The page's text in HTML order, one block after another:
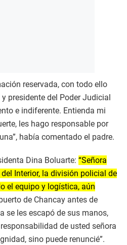
reservada, con todo ello
presidente del Poder Judicial
e indiferente. Entienda mi
les hago responsable por
había comentado el padre.
Dina Boluarte: “Señora
Interior, la división policial de
el equipo y logística, aún
de Chancay antes de
se les escapó de sus manos,
de usted señora
sino puede renuncié”.